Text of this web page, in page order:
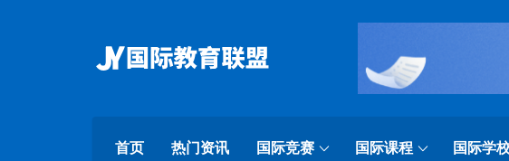
首页 热门资讯 国际竞赛 国际课程 国际学